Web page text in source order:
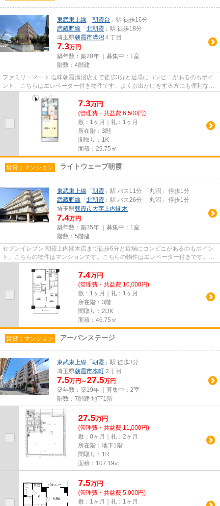
東武東上線 「 朝霞台 」駅 徒歩16分
武蔵野線 「 北朝霞 」駅 徒歩18分
埼玉県朝霞市溝沼 ４丁目
7.3万円
築年数：築20年 ｜募集中： 1室
階数：4階建
ファミリーマート 塩味朝霞溝沼店まで徒歩3分と近場にコンビニがあるのもポイ
ント。こちらはエレベーター付き物件です。よくお出かけをする方にも便利な、
2駅利用可能なマンションです...
7.3万円
(管理費・共益費 6,500円)
敷：1ヶ月｜礼：1ヶ月
所在階：3階
間取り：1K
面積：29.75㎡
賃貸｜マンション ライトウェーブ朝霞
東武東上線 「 朝霞 」駅 バス11分 「丸沼」 停歩1分
武蔵野線 「 北朝霞 」駅 バス26分 「丸沼」 停歩1分
埼玉県朝霞市大字上内間木
7.4万円
築年数：築35年 ｜募集中： 1室
階数：5階建
セブンイレブン 朝霞上内間木店まで徒歩6分と近場にコンビニがあるのもポイン
ト。こちらの物件はマンションです。こちらの物件はエレベーター付きです。2
駅利用できる立地となっていて...
7.4万円
(管理費・共益費 10,000円)
敷：1ヶ月｜礼：1ヶ月
所在階：3階
間取り：2DK
面積：46.75㎡
賃貸｜マンション アーバンステージ
東武東上線 「 朝霞 」駅 徒歩3分
埼玉県朝霞市本町 ２丁目
7.5万円～27.5万円
築年数：築19年 ｜募集中： 2室
階数：7階建 地下1階
27.5万円
(管理費・共益費 11,000円)
敷：0ヶ月｜礼：2ヶ月
所在階：地下1階
間取り：1R
面積：107.19㎡
7.5万円
(管理費・共益費 5,000円)
敷：1ヶ月｜礼：1ヶ月